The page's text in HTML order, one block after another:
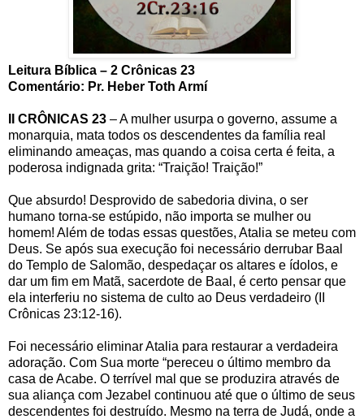
Leitura Bíblica – 2 Crônicas 23
Comentário: Pr. Heber Toth Armí
II CRÔNICAS 23 – A mulher usurpa o governo, assume a
monarquia, mata todos os descendentes da família real
eliminando ameaças, mas quando a coisa certa é feita, a
poderosa indignada grita: “Traição! Traição!”
Que absurdo! Desprovido de sabedoria divina, o ser
humano torna-se estúpido, não importa se mulher ou
homem! Além de todas essas questões, Atalia se meteu com
Deus. Se após sua execução foi necessário derrubar Baal
do Templo de Salomão, despedaçar os altares e ídolos, e
dar um fim em Matã, sacerdote de Baal, é certo pensar que
ela interferiu no sistema de culto ao Deus verdadeiro (II
Crônicas 23:12-16).
Foi necessário eliminar Atalia para restaurar a verdadeira
adoração. Com Sua morte “pereceu o último membro da
casa de Acabe. O terrível mal que se produzira através de
sua aliança com Jezabel continuou até que o último de seus
descendentes foi destruído. Mesmo na terra de Judá, onde a